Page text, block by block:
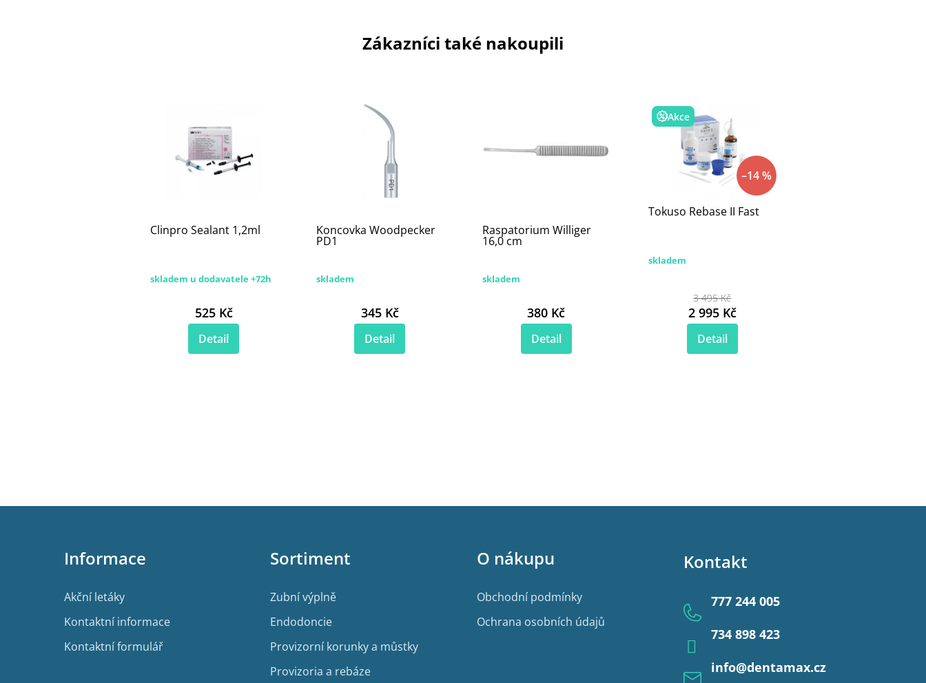
Zákazníci také nakoupili
Clinpro Sealant 1,2ml
skladem u dodavatele +72h
525 Kč
Detail
Koncovka Woodpecker
PD1
skladem
345 Kč
Detail
Raspatorium Williger
16,0 cm
skladem
380 Kč
Detail
Akce
–14 %
Tokuso Rebase II Fast
skladem
3 495 Kč
2 995 Kč
Detail
Z
Informace
Akční letáky
Kontaktní informace
Kontaktní formulář
Sortiment
Zubní výplně
Endodoncie
Provizorní korunky a můstky
Provizoria a rebáze
O nákupu
Obchodní podmínky
Ochrana osobních údajů
Kontakt
info@dentamax.cz
777 244 005
734 898 423